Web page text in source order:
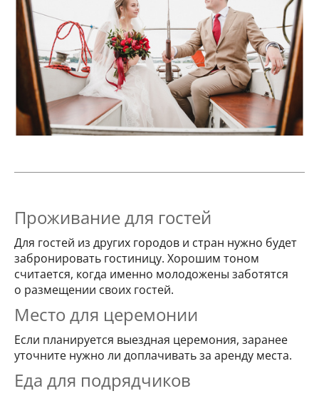
Проживание для гостей
Для гостей из других городов и стран нужно будет
забронировать гостиницу. Хорошим тоном
считается, когда именно молодожены заботятся
о размещении своих гостей.
Место для церемонии
Если планируется выездная церемония, заранее
уточните нужно ли доплачивать за аренду места.
Еда для подрядчиков